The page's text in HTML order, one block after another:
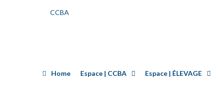
Home Espace | CCBA Espace | ÉLEVAGE